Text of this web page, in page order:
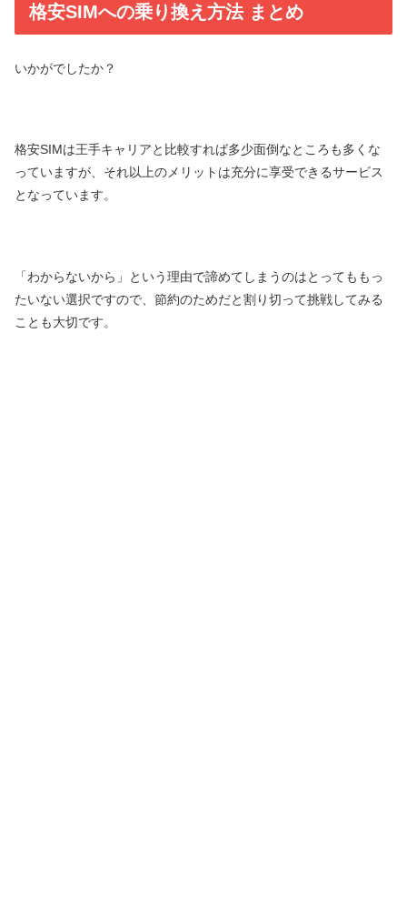
格安SIMへの乗り換え方法 まとめ
いかがでしたか？
格安SIMは王手キャリアと比較すれば多少面倒なところも多くな
っていますが、それ以上のメリットは充分に享受できるサービス
となっています。
「わからないから」という理由で諦めてしまうのはとってももっ
たいない選択ですので、節約のためだと割り切って挑戦してみる
ことも大切です。